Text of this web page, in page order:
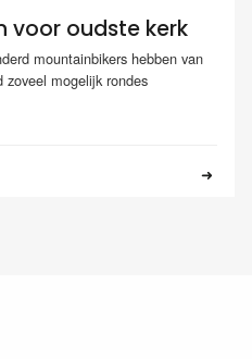
voor oudste kerk
mountainbikers hebben van
mogelijk rondes